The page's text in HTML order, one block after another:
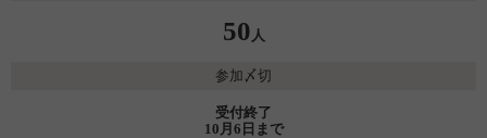
50 人
参加〆切
受付終了
10月6日まで